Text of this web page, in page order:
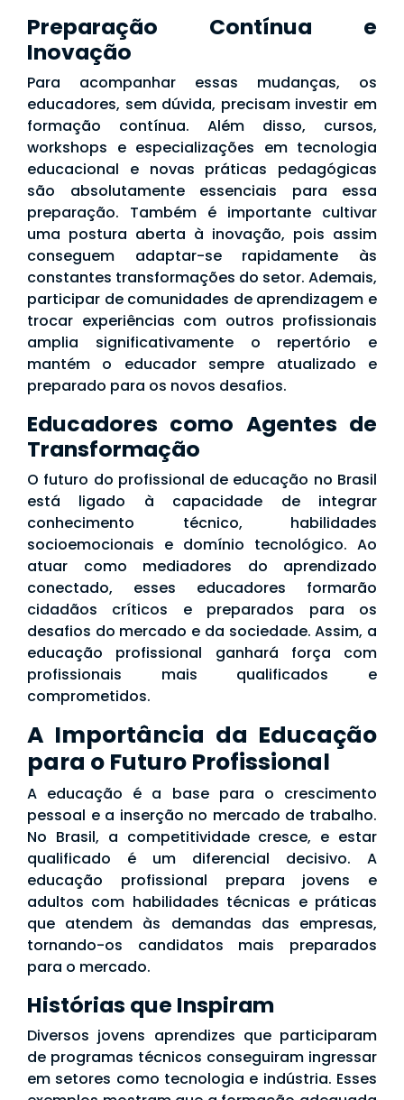
Preparação Contínua e
Inovação
Para acompanhar essas mudanças, os
educadores, sem dúvida, precisam investir em
formação contínua. Além disso, cursos,
workshops e especializações em tecnologia
educacional e novas práticas pedagógicas
são absolutamente essenciais para essa
preparação. Também é importante cultivar
uma postura aberta à inovação, pois assim
conseguem adaptar-se rapidamente às
constantes transformações do setor. Ademais,
participar de comunidades de aprendizagem e
trocar experiências com outros profissionais
amplia significativamente o repertório e
mantém o educador sempre atualizado e
preparado para os novos desafios.
Educadores como Agentes de
Transformação
O futuro do profissional de educação no Brasil
está ligado à capacidade de integrar
conhecimento técnico, habilidades
socioemocionais e domínio tecnológico. Ao
atuar como mediadores do aprendizado
conectado, esses educadores formarão
cidadãos críticos e preparados para os
desafios do mercado e da sociedade. Assim, a
educação profissional ganhará força com
profissionais mais qualificados e
comprometidos.
A Importância da Educação
para o Futuro Profissional
A educação é a base para o crescimento
pessoal e a inserção no mercado de trabalho.
No Brasil, a competitividade cresce, e estar
qualificado é um diferencial decisivo. A
educação profissional prepara jovens e
adultos com habilidades técnicas e práticas
que atendem às demandas das empresas,
tornando-os candidatos mais preparados
para o mercado.
Histórias que Inspiram
Diversos jovens aprendizes que participaram
de programas técnicos conseguiram ingressar
em setores como tecnologia e indústria. Esses